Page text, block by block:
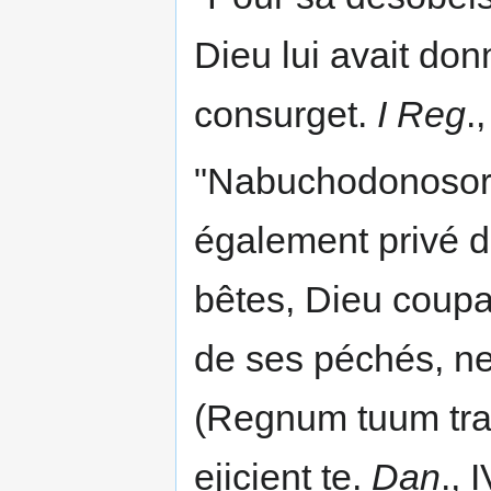
Dieu lui avait
consurget. I Reg
également privé
bêtes, Dieu
de ses péchés,
(Regnum tuum
ejicient te. Dan.,